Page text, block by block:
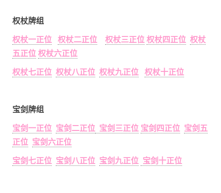
权杖牌组
权杖一正位
权杖二正位 权杖三正位 权杖四正位 权杖
五正位 权杖六正位
权杖七正位 权杖八正位 权杖九正位 权杖十正位
宝剑牌组
宝剑一正位 宝剑二正位 宝剑三正位 宝剑四正位 宝剑五
正位 宝剑六正位
宝剑七正位 宝剑八正位 宝剑九正位 宝剑十正位